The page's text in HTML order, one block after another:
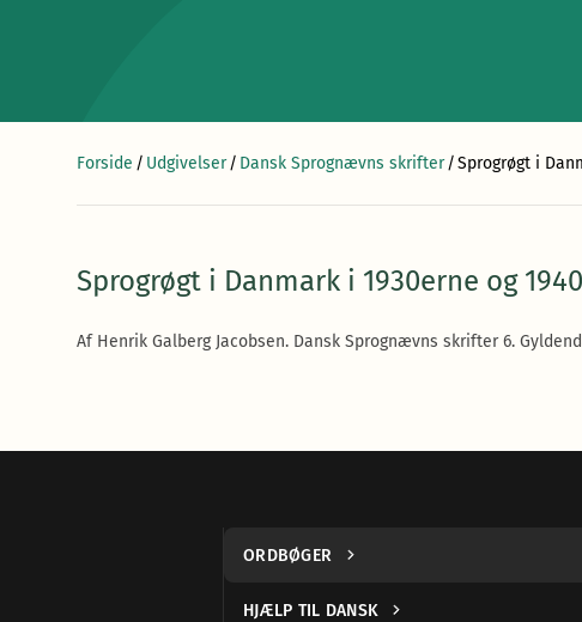
Forside / Udgivelser/ Dansk Sprognævns skrifter/Sprogrøgt i
Sprogrøgt i Danmark i 1930erne og
Af Henrik Galberg Jacobsen. Dansk Sprognævns skrifter 6.
ORDBØGER
HJÆLP TIL DANSK